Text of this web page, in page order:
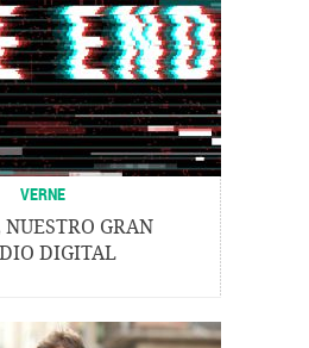
VERNE
NUESTRO GRAN
DIGITAL